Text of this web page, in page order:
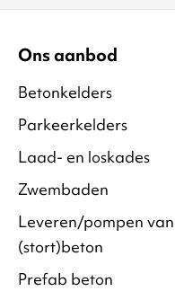
Ons aanbod
Betonkelders
Parkeerkelders
Laad- en loskades
Zwembaden
Leveren/pompen van
(stort)beton
Prefab beton